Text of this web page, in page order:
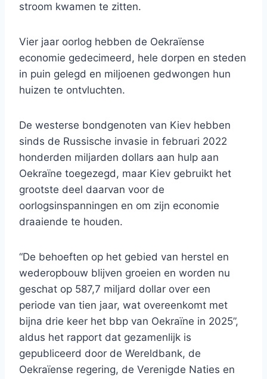
stroom kwamen te zitten.
Vier jaar oorlog hebben de Oekraïense
economie gedecimeerd, hele dorpen en steden
in puin gelegd en miljoenen gedwongen hun
huizen te ontvluchten.
De westerse bondgenoten van Kiev hebben
sinds de Russische invasie in februari 2022
honderden miljarden dollars aan hulp aan
Oekraïne toegezegd, maar Kiev gebruikt het
grootste deel daarvan voor de
oorlogsinspanningen en om zijn economie
draaiende te houden.
“De behoeften op het gebied van herstel en
wederopbouw blijven groeien en worden nu
geschat op 587,7 miljard dollar over een
periode van tien jaar, wat overeenkomt met
bijna drie keer het bbp van Oekraïne in 2025”,
aldus het rapport dat gezamenlijk is
gepubliceerd door de Wereldbank, de
Oekraïense regering, de Verenigde Naties en